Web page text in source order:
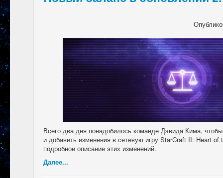
Всего два дня понадобилось команде Дэвида Кима,
и добавить изменения в сетевую игру StarCraft II: Heart
подробное описание этих изменений.
Далее...